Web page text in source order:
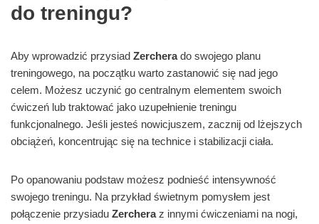
do treningu?
Aby wprowadzić przysiad Zercherado swojego planu
treningowego, na początku warto zastanowić się nad jego
celem. Możesz uczynić go centralnym elementem swoich
ćwiczeń lub traktować jako uzupełnienie treningu
funkcjonalnego. Jeśli jesteś nowicjuszem, zacznij od lżejszych
obciążeń, koncentrując się na technice i stabilizacji ciała.
Po opanowaniu podstaw możesz podnieść intensywność
swojego treningu. Na przykład świetnym pomysłem jest
połączenie przysiadu Zercheraz innymi ćwiczeniami na nogi,